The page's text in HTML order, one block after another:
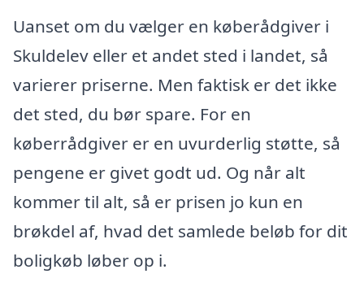
Uanset om du vælger en køberådgiver i
Skuldelev eller et andet sted i landet, så
varierer priserne. Men faktisk er det ikke
det sted, du bør spare. For en
køberrådgiver er en uvurderlig støtte, så
pengene er givet godt ud. Og når alt
kommer til alt, så er prisen jo kun en
brøkdel af, hvad det samlede beløb for dit
boligkøb løber op i.